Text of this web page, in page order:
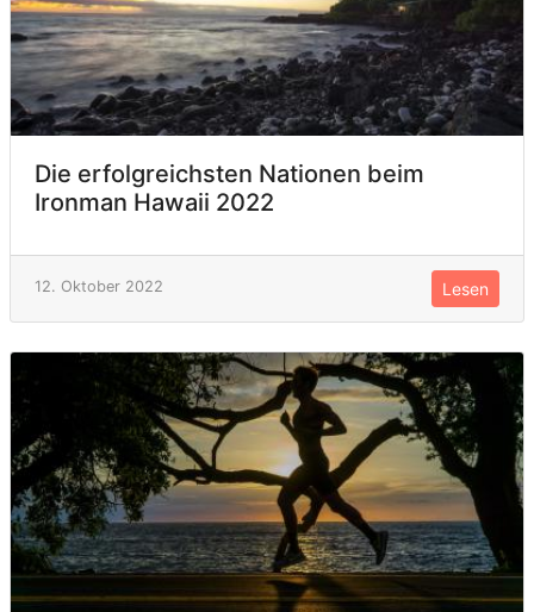
Die erfolgreichsten Nationen beim
Ironman Hawaii 2022
12. Oktober 2022 Lesen